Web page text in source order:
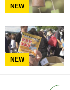
NEW
NEW